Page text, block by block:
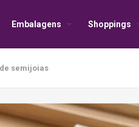
Embalagens Shoppings
semijoias